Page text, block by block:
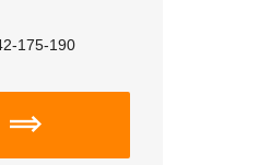
175-190